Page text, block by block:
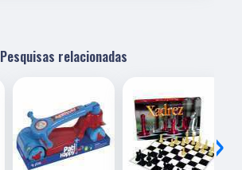
Pesquisas relacionadas
›